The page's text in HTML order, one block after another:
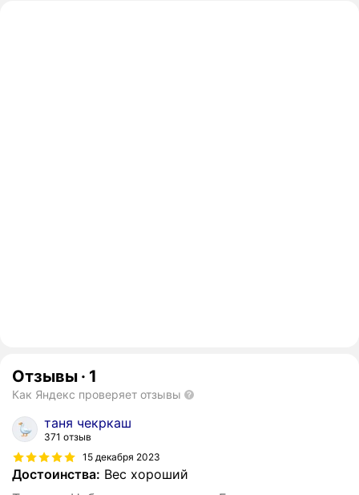
Отзывы · 1
Как Яндекс проверяет отзывы
таня чекркаш
371 отзыв
15 декабря 2023
Достоинства: Вес хороший